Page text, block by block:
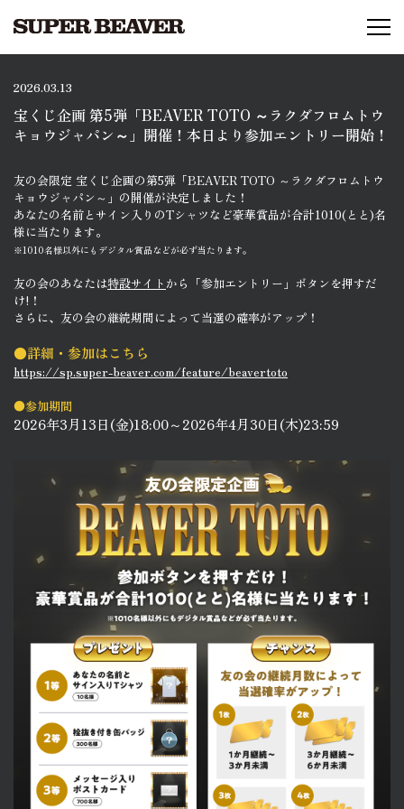
2026.03.13
宝くじ企画 第5弾「BEAVER TOTO ～ラクダフロムトウ
キョウジャパン～」開催！本日より参加エントリー開始！
友の会限定 宝くじ企画の第5弾「BEAVER TOTO ～ラクダフロムトウ
キョウジャパン～」の開催が決定しました！
あなたの名前とサイン入りのTシャツなど豪華賞品が合計1010(とと)名
様に当たります。
※1010名様以外にもデジタル賞品などが必ず当たります。
友の会のあなたは特設サイト から「参加エントリー」ボタンを押すだ
け!！
さらに、友の会の継続期間によって当選の確率がアップ！
●詳細・参加はこちら
https://sp.super-beaver.com/feature/beavertoto
●参加期間
2026年3月13日(金)18:00～2026年4月30日(木)23:59